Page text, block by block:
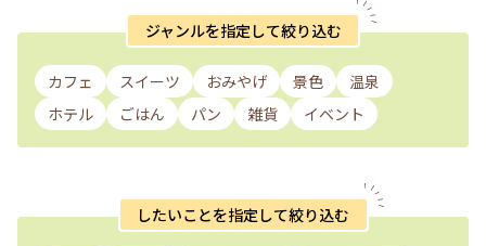
ジャンルを指定して絞り込む
カフェ スイーツ おみやげ 景色
温泉
ホテル
ごはん パン 雑貨 イベント
したいことを指定して絞り込む